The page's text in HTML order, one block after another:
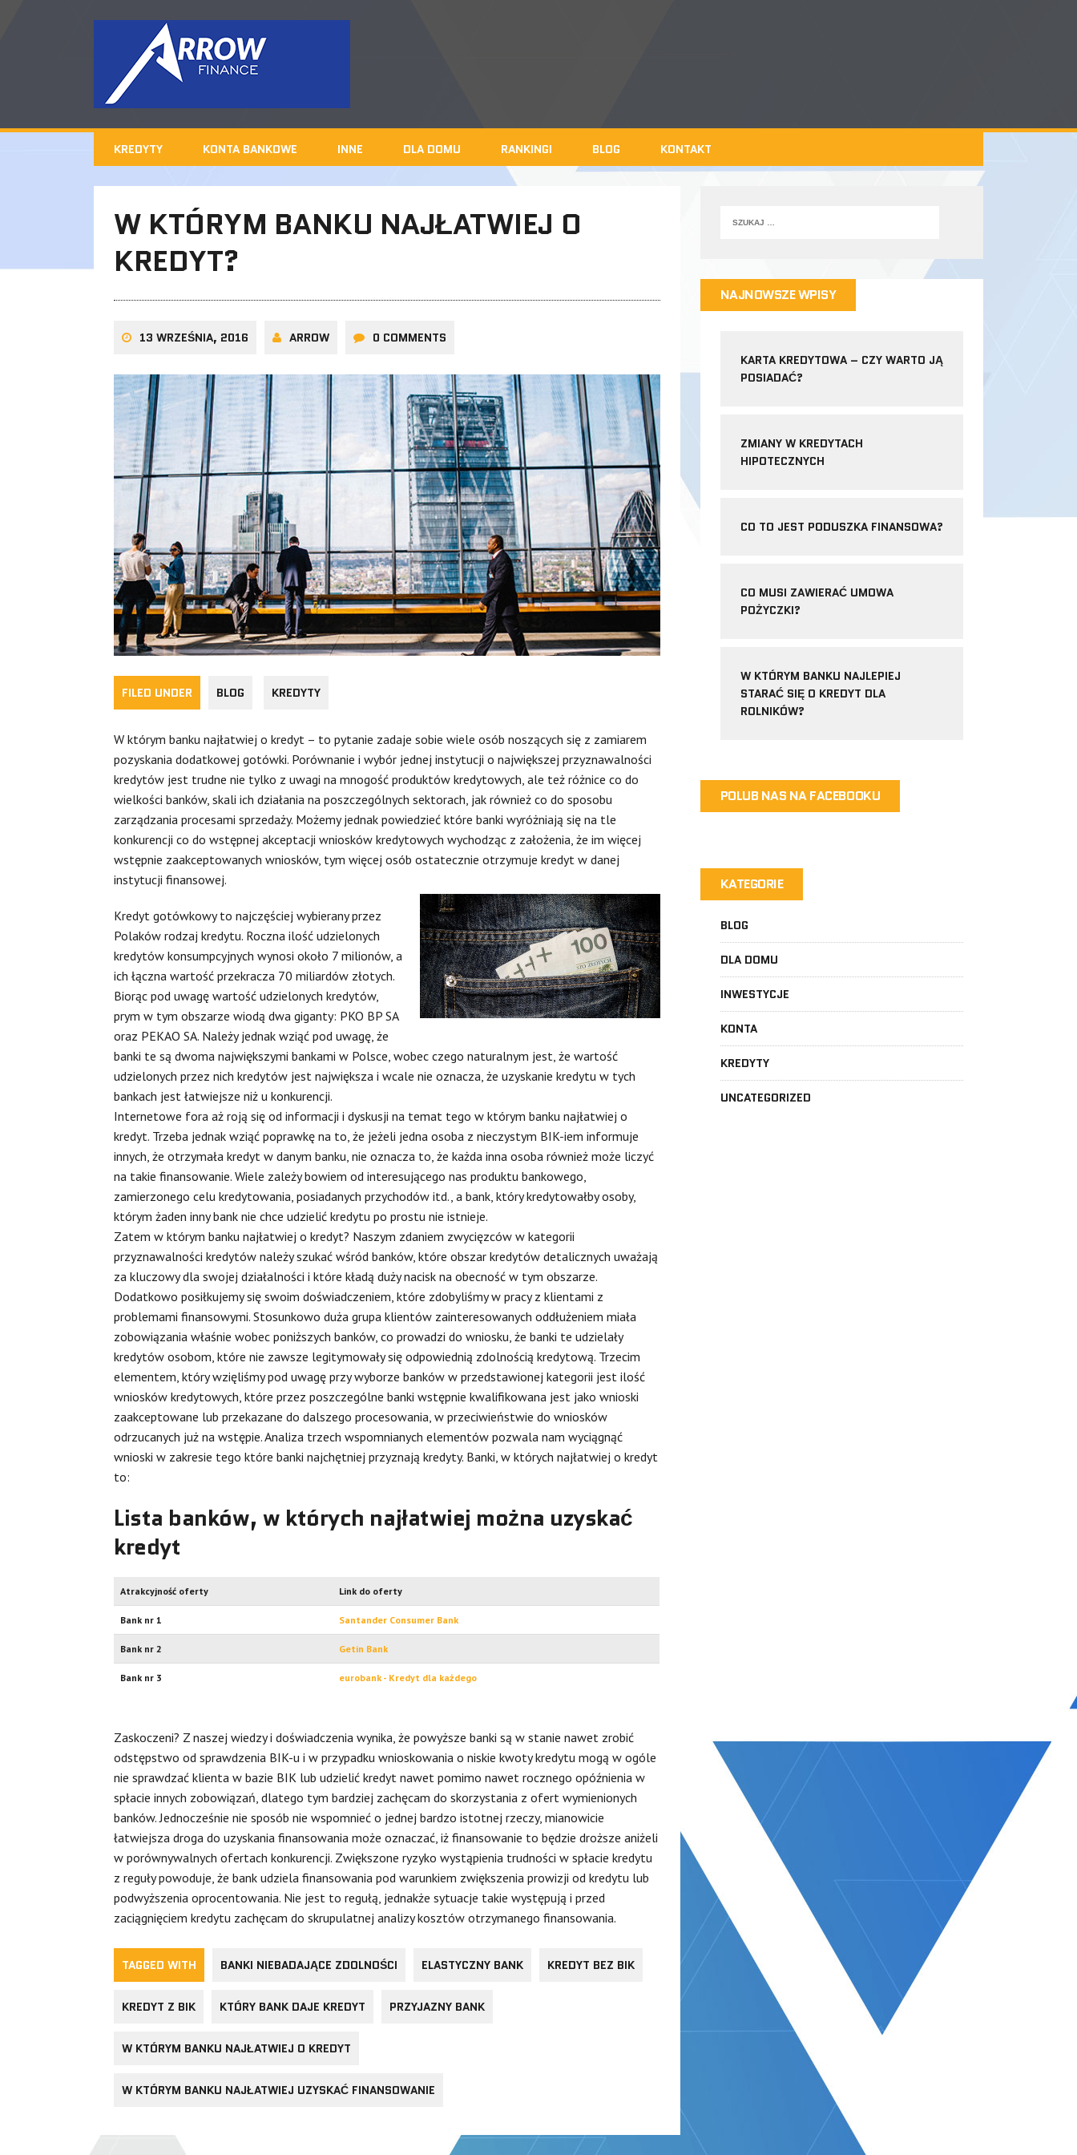
KREDYTY KONTA BANKOWE INNE DLA DOMU RANKINGI BLOG KONTAKT
W KTÓRYM BANKU NAJŁATWIEJ O
KREDYT?
13 WRZEŚNIA, 2016 ARROW 0 COMMENTS
FILED UNDER BLOG KREDYTY
W którym banku najłatwiej o kredyt – to pytanie zadaje sobie wiele osób noszących się z zamiarem
pozyskania dodatkowej gotówki. Porównanie i wybór jednej instytucji o największej przyznawalności
kredytów jest trudne nie tylko z uwagi na mnogość produktów kredytowych, ale też różnice co do
wielkości banków, skali ich działania na poszczególnych sektorach, jak również co do sposobu
zarządzania procesami sprzedaży. Możemy jednak powiedzieć które banki wyróżniają się na tle
konkurencji co do wstępnej akceptacji wniosków kredytowych wychodząc z założenia, że im więcej
wstępnie zaakceptowanych wniosków, tym więcej osób ostatecznie otrzymuje kredyt w danej
instytucji finansowej.
Kredyt gotówkowy to najczęściej wybierany przez
Polaków rodzaj kredytu. Roczna ilość udzielonych
kredytów konsumpcyjnych wynosi około 7 milionów, a
ich łączna wartość przekracza 70 miliardów złotych.
Biorąc pod uwagę wartość udzielonych kredytów,
prym w tym obszarze wiodą dwa giganty: PKO BP SA
oraz PEKAO SA. Należy jednak wziąć pod uwagę, że
banki te są dwoma największymi bankami w Polsce, wobec czego naturalnym jest, że wartość
udzielonych przez nich kredytów jest największa i wcale nie oznacza, że uzyskanie kredytu w tych
bankach jest łatwiejsze niż u konkurencji.
Internetowe fora aż roją się od informacji i dyskusji na temat tego w którym banku najłatwiej o
kredyt. Trzeba jednak wziąć poprawkę na to, że jeżeli jedna osoba z nieczystym BIK-iem informuje
innych, że otrzymała kredyt w danym banku, nie oznacza to, że każda inna osoba również może liczyć
na takie finansowanie. Wiele zależy bowiem od interesującego nas produktu bankowego,
zamierzonego celu kredytowania, posiadanych przychodów itd., a bank, który kredytowałby osoby,
którym żaden inny bank nie chce udzielić kredytu po prostu nie istnieje.
Zatem w którym banku najłatwiej o kredyt? Naszym zdaniem zwycięzców w kategorii
przyznawalności kredytów należy szukać wśród banków, które obszar kredytów detalicznych uważają
za kluczowy dla swojej działalności i które kładą duży nacisk na obecność w tym obszarze.
Dodatkowo posiłkujemy się swoim doświadczeniem, które zdobyliśmy w pracy z klientami z
problemami finansowymi. Stosunkowo duża grupa klientów zainteresowanych oddłużeniem miała
zobowiązania właśnie wobec poniższych banków, co prowadzi do wniosku, że banki te udzielały
kredytów osobom, które nie zawsze legitymowały się odpowiednią zdolnością kredytową. Trzecim
elementem, który wzięliśmy pod uwagę przy wyborze banków w przedstawionej kategorii jest ilość
wniosków kredytowych, które przez poszczególne banki wstępnie kwalifikowana jest jako wnioski
zaakceptowane lub przekazane do dalszego procesowania, w przeciwieństwie do wniosków
odrzucanych już na wstępie. Analiza trzech wspomnianych elementów pozwala nam wyciągnąć
wnioski w zakresie tego które banki najchętniej przyznają kredyty. Banki, w których najłatwiej o kredyt
to:
Lista banków, w których najłatwiej można uzyskać
kredyt
Atrakcyjność oferty Link do oferty
Bank nr 1 Santander Consumer Bank
Bank nr 2 Getin Bank
Bank nr 3 eurobank - Kredyt dla każdego
Zaskoczeni? Z naszej wiedzy i doświadczenia wynika, że powyższe banki są w stanie nawet zrobić
odstępstwo od sprawdzenia BIK-u i w przypadku wnioskowania o niskie kwoty kredytu mogą w ogóle
nie sprawdzać klienta w bazie BIK lub udzielić kredyt nawet pomimo nawet rocznego opóźnienia w
spłacie innych zobowiązań, dlatego tym bardziej zachęcam do skorzystania z ofert wymienionych
banków. Jednocześnie nie sposób nie wspomnieć o jednej bardzo istotnej rzeczy, mianowicie
łatwiejsza droga do uzyskania finansowania może oznaczać, iż finansowanie to będzie droższe aniżeli
w porównywalnych ofertach konkurencji. Zwiększone ryzyko wystąpienia trudności w spłacie kredytu
z reguły powoduje, że bank udziela finansowania pod warunkiem zwiększenia prowizji od kredytu lub
podwyższenia oprocentowania. Nie jest to regułą, jednakże sytuacje takie występują i przed
zaciągnięciem kredytu zachęcam do skrupulatnej analizy kosztów otrzymanego finansowania.
TAGGED WITH BANKI NIEBADAJĄCE ZDOLNOŚCI ELASTYCZNY BANK KREDYT BEZ BIK
KREDYT Z BIK KTÓRY BANK DAJE KREDYT PRZYJAZNY BANK
W KTÓRYM BANKU NAJŁATWIEJ O KREDYT
W KTÓRYM BANKU NAJŁATWIEJ UZYSKAĆ FINANSOWANIE
NAJNOWSZE WPISY
KARTA KREDYTOWA – CZY WARTO JĄ
POSIADAĆ?
ZMIANY W KREDYTACH
HIPOTECZNYCH
CO TO JEST PODUSZKA FINANSOWA?
CO MUSI ZAWIERAĆ UMOWA
POŻYCZKI?
W KTÓRYM BANKU NAJLEPIEJ
STARAĆ SIĘ O KREDYT DLA
ROLNIKÓW?
POLUB NAS NA FACEBOOKU
KATEGORIE
BLOG
DLA DOMU
INWESTYCJE
KONTA
KREDYTY
UNCATEGORIZED